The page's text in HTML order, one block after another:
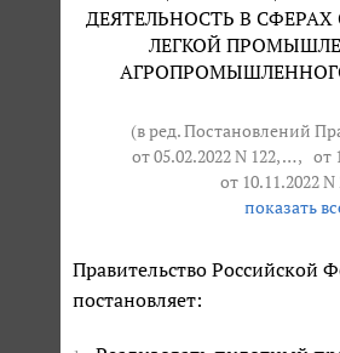
ДЕЯТЕЛЬНОСТЬ В
ЛЕГКОЙ
(в ред. Постановлений
от 05.02.2022 N 122, … , от
от 10.11.2022 N
показать
Правительство Российской
постановляет: